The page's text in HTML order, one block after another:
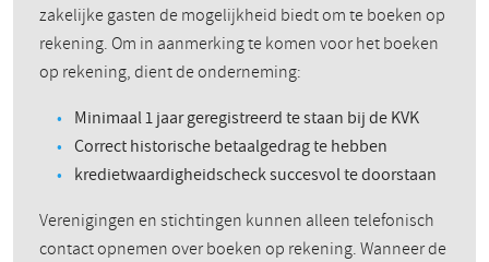
zakelijke gasten de mogelijkheid biedt om te boeken op
rekening. Om in aanmerking te komen voor het boeken
op rekening, dient de onderneming:
Minimaal 1 jaar geregistreerd te staan bij de KVK
Correct historische betaalgedrag te hebben
kredietwaardigheidscheck succesvol te doorstaan
Verenigingen en stichtingen kunnen alleen telefonisch
contact opnemen over boeken op rekening. Wanneer de